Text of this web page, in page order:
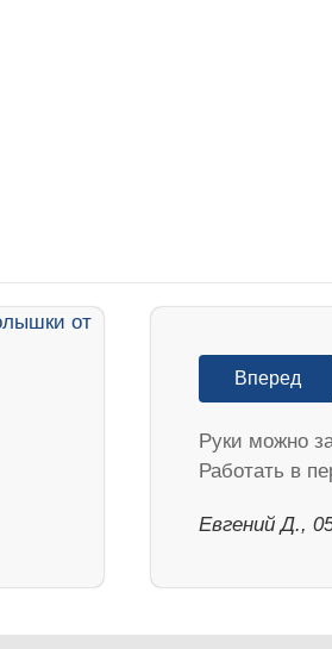
Вперед
Руки можно
Работать в
Евгений Д.,